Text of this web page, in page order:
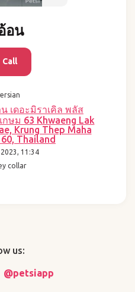
อน
Call
เดอะมิราเคิล พลัส
ษม 63 Khwaeng Lak
Krung Thep Maha
Thailand
11:34
collar
us:
@petsiapp